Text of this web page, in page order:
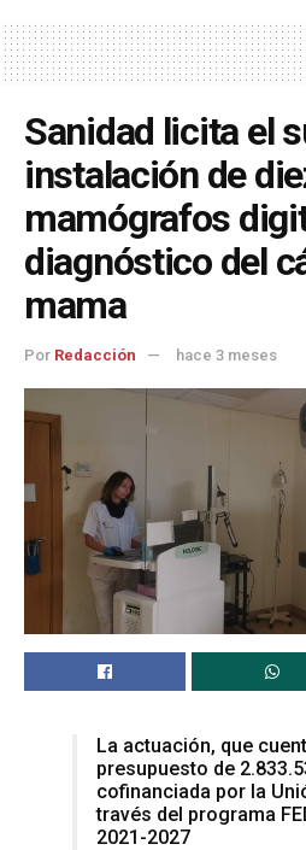
Sanidad licita el
instalación de
mamógrafos
diagnóstico del
mama
Por Redacción hace 3 meses
La actuación, que
presupuesto de
cofinanciada por la
través del programa
2021-2027